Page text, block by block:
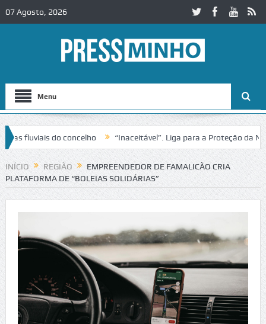
07 Agosto, 2026
Menu
do concelho “Inaceitável”. Liga para a Proteção da
INÍCIO REGIÃO
EMPREENDEDOR DE FAMALICÃO CRIA
PLATAFORMA DE “BOLEIAS SOLIDÁRIAS”